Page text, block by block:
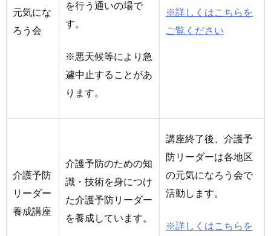
元気にな
ろう会
を行う通いの場で
す。
※悪天候等により急
遽中止することがあ
ります。
※詳しくはこちらを
ご覧ください
介護予防
リーダー
養成講座
介護予防のための知
識・技術を身につけ
た介護予防リーダー
を養成しています。
講座終了後、介護予
防リーダーは各地区
の元気になろう会で
活動します。
※詳しくはこちらを